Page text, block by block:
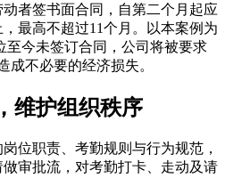
动者签书面合同，自第二个月起应
最高不超过11个月。以本案例为
至今未签订合同，公司将被要求
成不必要的经济损失。
维护组织秩序
位职责、考勤规则与行为规范，
审批流，对考勤打卡、走动及请